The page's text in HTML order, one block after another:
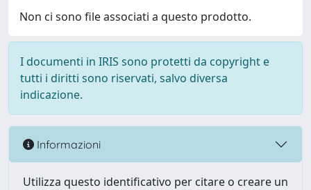
Non ci sono file associati a questo prodotto.
I documenti in IRIS sono protetti da copyright e
tutti i diritti sono riservati, salvo diversa
indicazione.
Informazioni
Utilizza questo identificativo per citare o creare un